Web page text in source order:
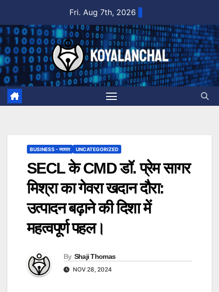
content
Fri. Aug 7th, 2026
BUSINESS - व्यापार UNCATEGORIZED
SECL के CMD डॉ. प्रेम सागर
मिश्रा का गेवरा खदान दौरा:
उत्पादन बढ़ाने की दिशा में
महत्वपूर्ण पहल।
By Shaji Thomas
NOV 28, 2024